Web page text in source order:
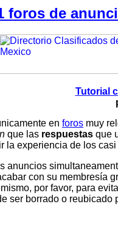
foros de
Tutorial
en foros muy
que las respuestas que
la experiencia de los
anuncios
con su
por favor, para
ser borrado o reubicado